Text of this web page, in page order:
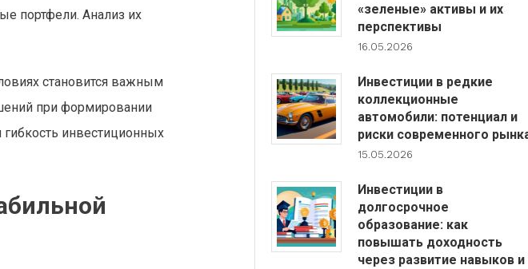
портфели. Анализ их
становится важным
при формировании
гибкость инвестиционных
«зеленые» активы и их
перспективы
16.05.2026
Инвестиции в редкие
коллекционные
автомобили: потенциал и
риски современного
15.05.2026
Инвестиции в
долгосрочное
образование: как
повышать доходность
через развитие навыков и